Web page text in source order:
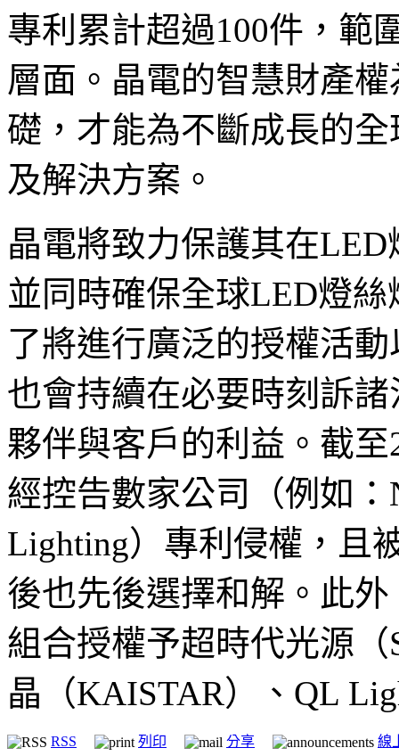
專利累計超過100件，範
層面。晶電的智慧財產
礎，才能為不斷成長的
及解決方案。
晶電將致力保護其在
並同時確保全球LED燈
了將進行廣泛的授權活
也會持續在必要時刻訴
夥伴與客戶的利益。截
經控告數家公司（例如：
Lighting）專利侵權，且
後也先後選擇和解。此
組合授權予超時代光源（
晶（KAISTAR）、QL
RSS 列印 分享 線